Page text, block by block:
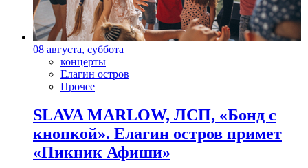
08 августа, суббота
концерты
Елагин остров
Прочее
SLAVA MARLOW, ЛСП, «Бонд с
кнопкой». Елагин остров примет
«Пикник Афиши»